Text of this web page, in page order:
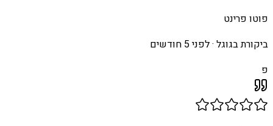
פוטו פרינט
ביקורת בגוגל ·לפני 5 חודשים
פ